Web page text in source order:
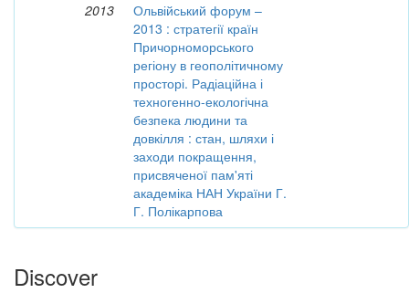
2013
Ольвійський форум –
2013 : стратегії країн
Причорноморського
регіону в геополітичному
просторі. Радіаційна і
техногенно-екологічна
безпека людини та
довкілля : стан, шляхи і
заходи покращення,
присвяченої пам'яті
академіка НАН України Г.
Г. Полікарпова
Discover